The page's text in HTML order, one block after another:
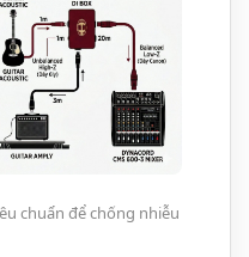
chuẩn để chống nhiễu